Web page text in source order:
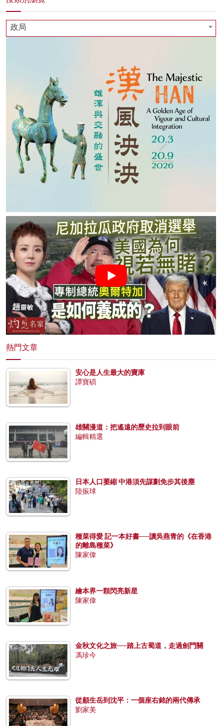
政局
熱門文章
安心是人生最大的寶庫
譚寶碩
雄關漫道：把遙遠的歷史拉到眼前
編輯精選
日本人口萎縮 中港須先謀劃免步其後塵
陸振球
種菜得愛 記一本好書──讀吳燕青的《在香港
的離島種菜》
陳家偉
繪本界一顆閃亮新星
陳家偉
金秋文化之旅──踏上古蜀道，走過劍門關
馮珍今
從顧生岳到沈平：一個座右銘的兩代傳承
劉家美